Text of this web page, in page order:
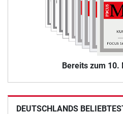
Bereits zum 10.
DEUTSCHLANDS